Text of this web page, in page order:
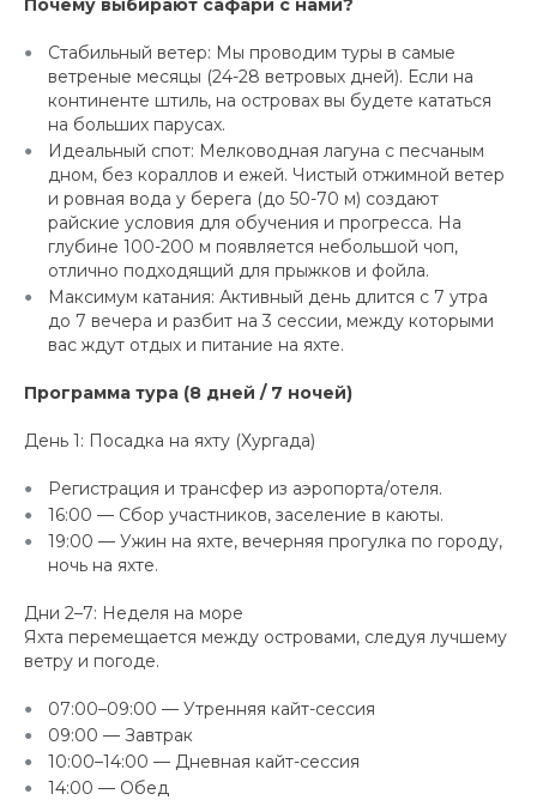
Почему выбирают сафари с нами?
Стабильный ветер: Мы проводим туры в самые
ветреные месяцы (24-28 ветровых дней). Если на
континенте штиль, на островах вы будете кататься
на больших парусах.
Идеальный спот: Мелководная лагуна с песчаным
дном, без кораллов и ежей. Чистый отжимной ветер
и ровная вода у берега (до 50-70 м) создают
райские условия для обучения и прогресса. На
глубине 100-200 м появляется небольшой чоп,
отлично подходящий для прыжков и фойла.
Максимум катания: Активный день длится с 7 утра
до 7 вечера и разбит на 3 сессии, между которыми
вас ждут отдых и питание на яхте.
Программа тура (8 дней / 7 ночей)
День 1: Посадка на яхту (Хургада)
Регистрация и трансфер из аэропорта/отеля.
16:00 — Сбор участников, заселение в каюты.
19:00 — Ужин на яхте, вечерняя прогулка по городу,
ночь на яхте.
Дни 2–7: Неделя на море
Яхта перемещается между островами, следуя лучшему
ветру и погоде.
07:00–09:00 — Утренняя кайт-сессия
09:00 — Завтрак
10:00–14:00 — Дневная кайт-сессия
14:00 — Обед